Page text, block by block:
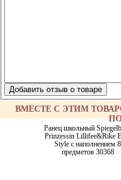
ВМЕСТЕ С ЭТИМ
Ранец школьный
Prinzessin Lillifee&Rike
Style с наполнением 8
предметов 30368